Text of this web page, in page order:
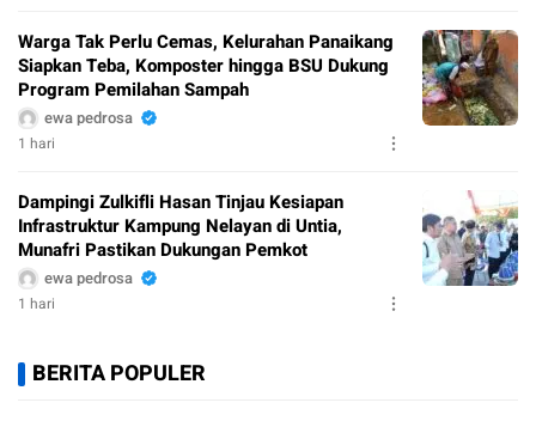
Warga Tak Perlu Cemas, Kelurahan Panaikang
Siapkan Teba, Komposter hingga BSU Dukung
Program Pemilahan Sampah
ewa pedrosa
1 hari
Dampingi Zulkifli Hasan Tinjau Kesiapan
Infrastruktur Kampung Nelayan di Untia,
Munafri Pastikan Dukungan Pemkot
ewa pedrosa
1 hari
BERITA POPULER